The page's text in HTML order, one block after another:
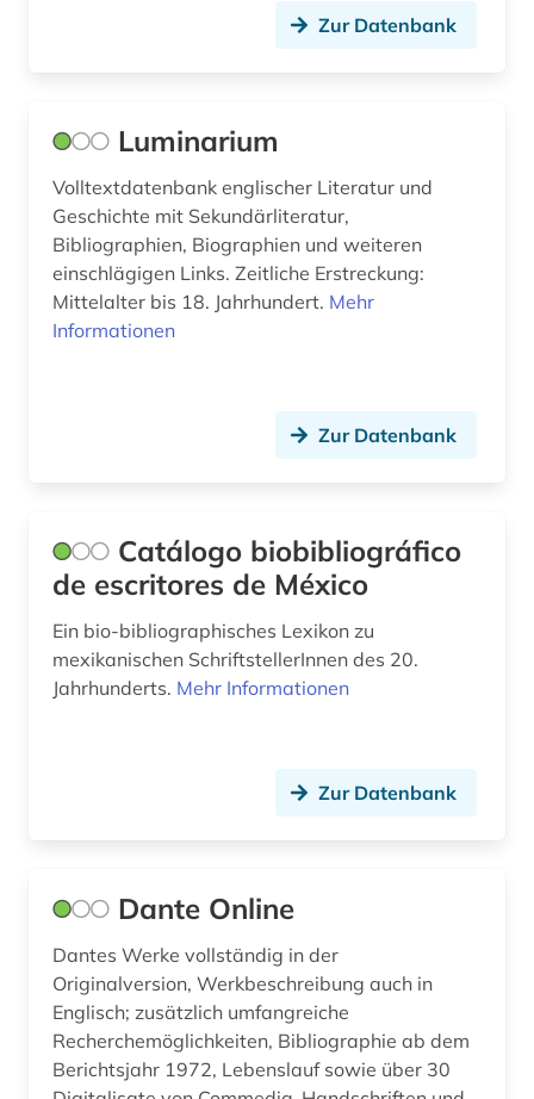
ingenieurhochschule für seefahrt
warnemünde-wustrow (1)
internationale organisation (1)
irkutsk (1)
jahresbericht (1)
jazz (1)
johann wolfgang von (1)
jonson (1)
judenvernichtung (2)
kanada (3)
katalog (2)
kirchengeschichte (1)
Zur Datenbank
Luminarium
Volltextdatenbank englischer Literatur und
Geschichte mit Sekundärliteratur,
Bibliographien, Biographien und weiteren
einschlägigen Links. Zeitliche Erstreckung:
Mittelalter bis 18. Jahrhundert. Mehr
Informationen
Zur Datenbank
Catálogo biobibliográfico
de escritores de México
Ein bio-bibliographisches Lexikon zu
mexikanischen SchriftstellerInnen des 20.
Jahrhunderts. Mehr Informationen
Zur Datenbank
Dante Online
Dantes Werke vollständig in der
Originalversion, Werkbeschreibung auch in
Englisch; zusätzlich umfangreiche
Recherchemöglichkeiten, Bibliographie ab dem
Berichtsjahr 1972, Lebenslauf sowie über 30